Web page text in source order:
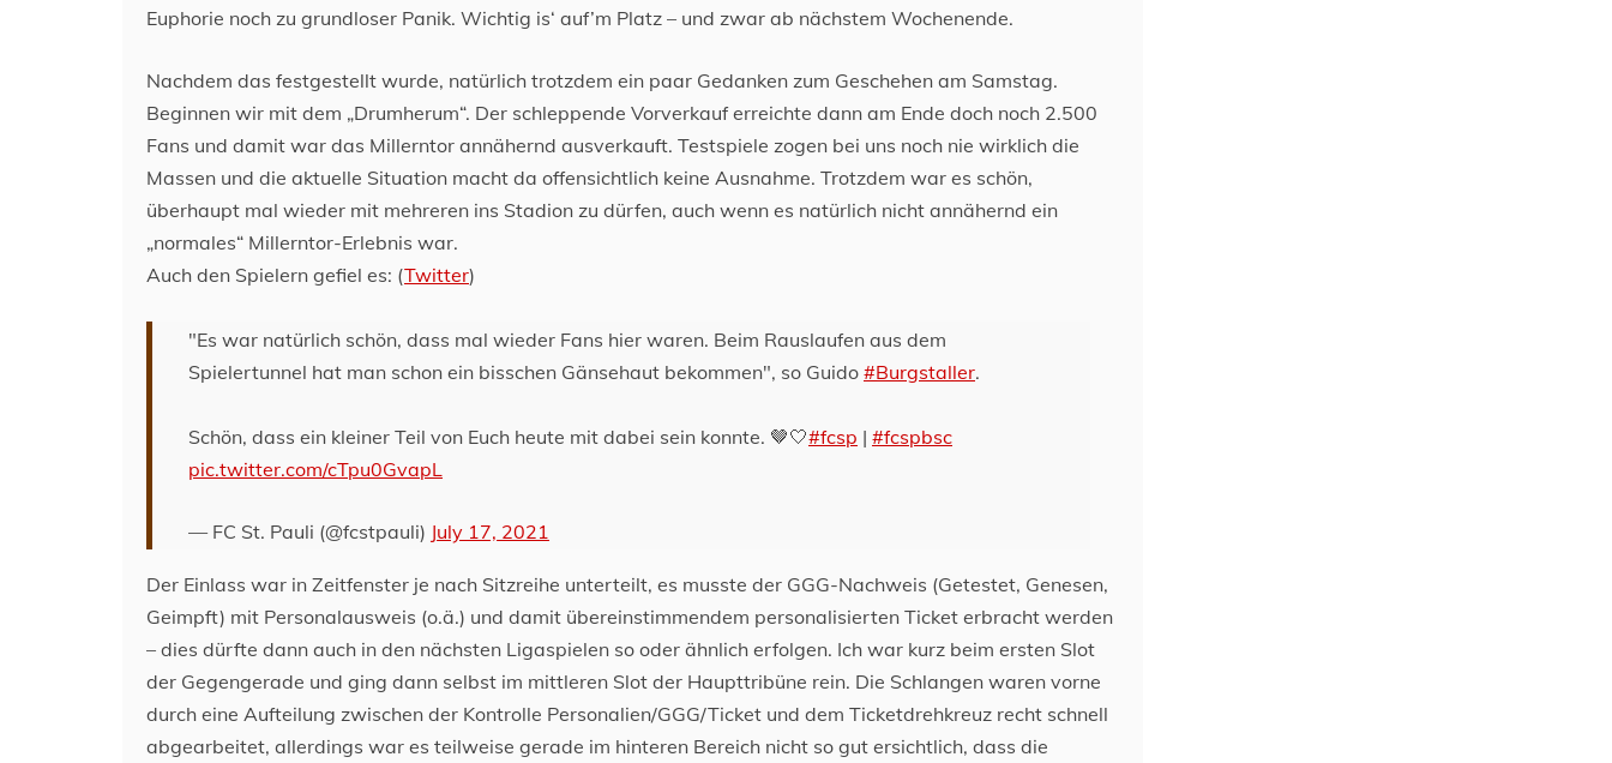
Euphorie noch zu grundloser Panik. Wichtig is‘ auf’m Platz – und zwar ab nächstem Wochenende.
Nachdem das festgestellt wurde, natürlich trotzdem ein paar Gedanken zum Geschehen am Samstag.
Beginnen wir mit dem „Drumherum“. Der schleppende Vorverkauf erreichte dann am Ende doch noch 2.500
Fans und damit war das Millerntor annähernd ausverkauft. Testspiele zogen bei uns noch nie wirklich die
Massen und die aktuelle Situation macht da offensichtlich keine Ausnahme. Trotzdem war es schön,
überhaupt mal wieder mit mehreren ins Stadion zu dürfen, auch wenn es natürlich nicht annähernd ein
„normales“ Millerntor-Erlebnis war.
Auch den Spielern gefiel es: (Twitter)
"Es war natürlich schön, dass mal wieder Fans hier waren. Beim Rauslaufen aus dem
Spielertunnel hat man schon ein bisschen Gänsehaut bekommen", so Guido #Burgstaller.
Schön, dass ein kleiner Teil von Euch heute mit dabei sein konnte. 🤎🤍#fcsp | #fcspbsc
pic.twitter.com/cTpu0GvapL
— FC St. Pauli (@fcstpauli) July 17, 2021
Der Einlass war in Zeitfenster je nach Sitzreihe unterteilt, es musste der GGG-Nachweis (Getestet, Genesen,
Geimpft) mit Personalausweis (o.ä.) und damit übereinstimmendem personalisierten Ticket erbracht werden
– dies dürfte dann auch in den nächsten Ligaspielen so oder ähnlich erfolgen. Ich war kurz beim ersten Slot
der Gegengerade und ging dann selbst im mittleren Slot der Haupttribüne rein. Die Schlangen waren vorne
durch eine Aufteilung zwischen der Kontrolle Personalien/GGG/Ticket und dem Ticketdrehkreuz recht schnell
abgearbeitet, allerdings war es teilweise gerade im hinteren Bereich nicht so gut ersichtlich, dass die